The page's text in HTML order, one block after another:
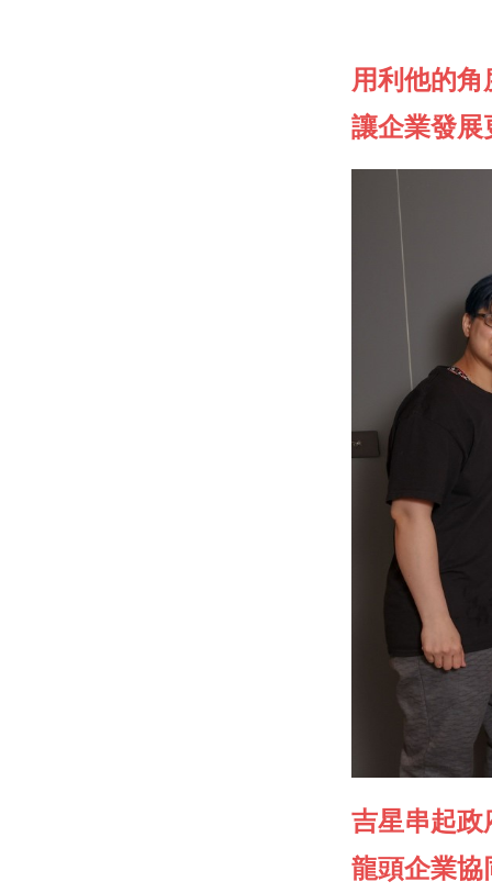
用利他的
讓企業發展
吉星串起政
龍頭企業協